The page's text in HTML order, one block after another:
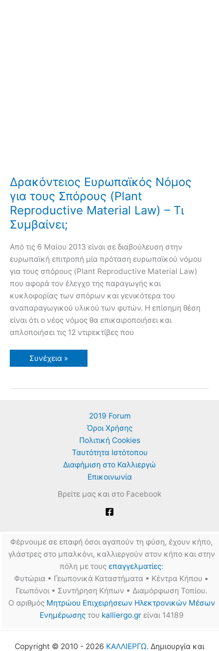
Δρακόντειος Ευρωπαϊκός Νόμος
για τους Σπόρους (Plant
Reproductive Material Law) – Τι
Συμβαίνει;
Από τις 6 Μαίου 2013 είναι σε διαβούλευση στην
ευρωπαϊκή επιτροπή μία πρόταση ευρωπαϊκού νόμου
για τους σπόρους (Plant Reproductive Material Law)
που αφορά τον έλεγχο της παραγωγής και
κυκλοφορίας των σπόρων και γενικότερα του
αναπαραγωγικού υλικού των φυτών. Η επίσημη θέση
είναι ότι ο νέος νόμος θα επικαιροποιήσει και
απλοποιήσει τις 12 ντιρεκτίβες που
Δρακόντειος
Ευρωπαϊκός
τους
Συνέχεια »
2019 Forum
Όροι Χρήσης
Πολιτική Cookies
Ταυτότητα Ιστότοπου
Διαφήμιση στο Καλλιεργώ
Επικοινωνία
Βρείτε μας και στο Facebook
Φέρνουμε σε επαφή όσοι αγαπούν τη φύση, έχουν κήπο,
γλάστρες στο μπαλκόνι, καλλιεργούν στον κήπο και στην
πόλη με τους επαγγελματίες:
Φυτώρια • Γεωπονικά Καταστήματα • Κέντρα Κήπου •
Γεωπόνοι • Συντήρηση Κήπων • Διαμόρφωση Τοπίου.
Ο αριθμός Μητρώου Επιχειρήσεων Ηλεκτρονικών Μέσων
Ενημέρωσηςτου kalliergo.grείναι 14189
Copyright © 2010 - 2026 ΚΑΛΛΙΕΡΓΩ. Δημιουργία και